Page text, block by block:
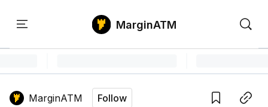
Home
MarginATM
MarginATM Follow